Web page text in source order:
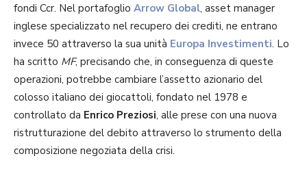
fondi Ccr. Nel portafoglio Arrow Global, asset manager
inglese specializzato nel recupero dei crediti, ne entrano
invece 50 attraverso la sua unità Europa Investimenti. Lo
ha scritto MF, precisando che, in conseguenza di queste
operazioni, potrebbe cambiare l’assetto azionario del
colosso italiano dei giocattoli, fondato nel 1978 e
controllato da Enrico Preziosi, alle prese con una nuova
ristrutturazione del debito attraverso lo strumento della
composizione negoziata della crisi.